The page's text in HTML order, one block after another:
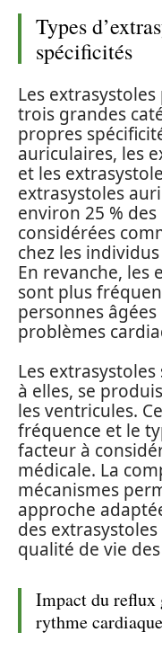
Types
spécificités
Les
trois grandes
propres
auriculaires, les
et les
extrasystoles
environ 25 %
considérées
chez les
En revanche, les
sont plus
personnes
problèmes
Les
à elles, se
les ventricules.
fréquence et le
facteur à
médicale. La
mécanismes
approche
des extrasystoles
qualité de vie
Impact du reflux
rythme cardiaque